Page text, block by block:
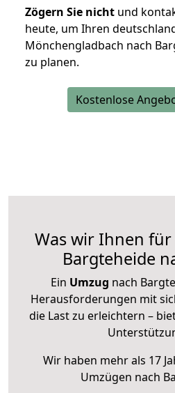
Zögern Sie nicht und
heute, um Ihren
Mönchengladbach nach
zu planen.
Kostenlose
Was wir Ihnen
Bargteheide
Ein Umzug nach
Herausforderungen mit
die Last zu erleichtern –
Wir haben mehr als 17
Umzügen nach